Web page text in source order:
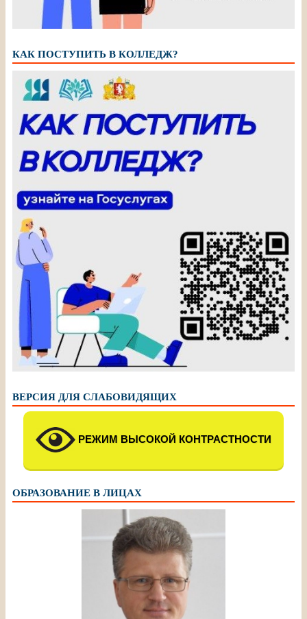
КАК ПОСТУПИТЬ В КОЛЛЕДЖ?
ВЕРСИЯ ДЛЯ СЛАБОВИДЯЩИХ
РЕЖИМ ВЫСОКОЙ КОНТРАСТНОСТИ
ОБРАЗОВАНИЕ В ЛИЦАХ